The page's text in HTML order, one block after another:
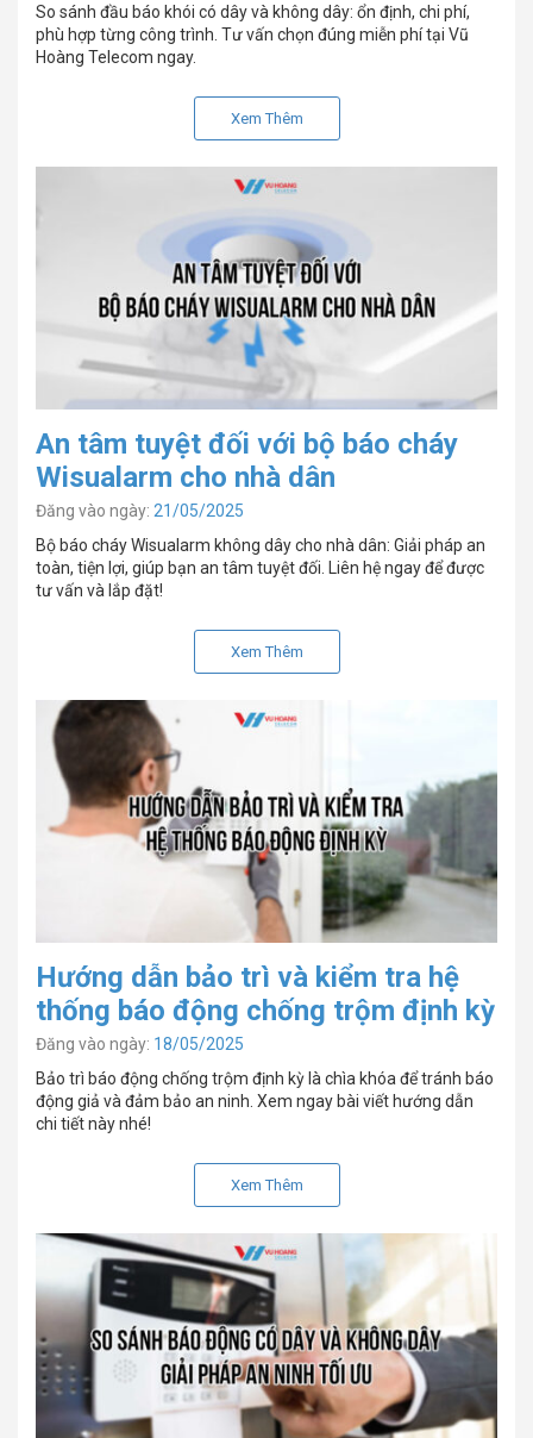
So sánh đầu báo khói có dây và không dây: ổn định, chi phí,
phù hợp từng công trình. Tư vấn chọn đúng miễn phí tại Vũ
Hoàng Telecom ngay.
Xem Thêm
An tâm tuyệt đối với bộ báo cháy
Wisualarm cho nhà dân
Đăng vào ngày: 21/05/2025
Bộ báo cháy Wisualarm không dây cho nhà dân: Giải pháp an
toàn, tiện lợi, giúp bạn an tâm tuyệt đối. Liên hệ ngay để được
tư vấn và lắp đặt!
Xem Thêm
Hướng dẫn bảo trì và kiểm tra hệ
thống báo động chống trộm định kỳ
Đăng vào ngày: 18/05/2025
Bảo trì báo động chống trộm định kỳ là chìa khóa để tránh báo
động giả và đảm bảo an ninh. Xem ngay bài viết hướng dẫn
chi tiết này nhé!
Xem Thêm